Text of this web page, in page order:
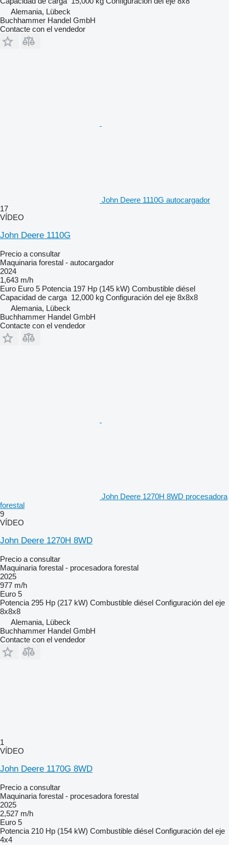
Alemania, Lübeck
Buchhammer Handel GmbH
Contacte con el vendedor
John Deere 1110G autocargador
17
VÍDEO
John Deere 1110G
Precio a consultar
Maquinaria forestal - autocargador
2024
1,643 m/h
Euro Euro 5 Potencia 197 Hp (145 kW) Combustible diésel
Capacidad de carga 12,000 kg Configuración del eje 8x8x8
Alemania, Lübeck
Buchhammer Handel GmbH
Contacte con el vendedor
John Deere 1270H 8WD procesadora
forestal
9
VÍDEO
John Deere 1270H 8WD
Precio a consultar
Maquinaria forestal - procesadora forestal
2025
977 m/h
Euro 5
Potencia 295 Hp (217 kW) Combustible diésel Configuración del eje
8x8x8
Alemania, Lübeck
Buchhammer Handel GmbH
Contacte con el vendedor
1
VÍDEO
John Deere 1170G 8WD
Precio a consultar
Maquinaria forestal - procesadora forestal
2025
2,527 m/h
Euro 5
Potencia 210 Hp (154 kW) Combustible diésel Configuración del eje
4x4